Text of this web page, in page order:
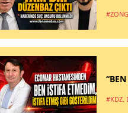
#KDZ.